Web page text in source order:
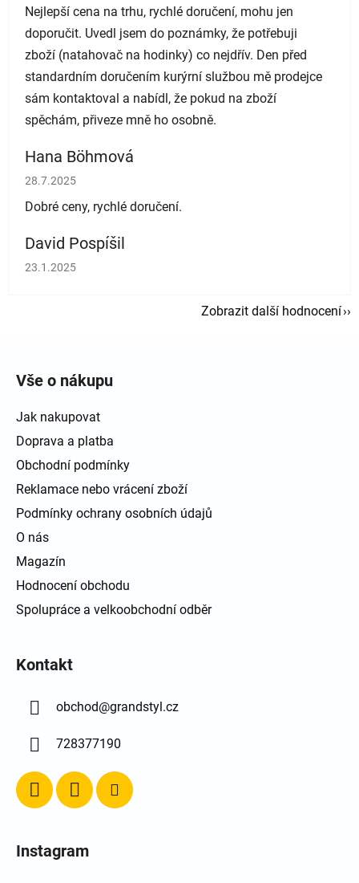
Nejlepší cena na trhu, rychlé doručení, mohu jen
doporučit. Uvedl jsem do poznámky, že potřebuji
zboží (natahovač na hodinky) co nejdřív. Den před
standardním doručením kurýrní službou mě prodejce
sám kontaktoval a nabídl, že pokud na zboží
spěchám, přiveze mně ho osobně.
Hana Böhmová
Hodnocení obchodu je 5 z 5 hvězdiček.
28.7.2025
Dobré ceny, rychlé doručení.
David Pospíšil
Hodnocení obchodu je 5 z 5 hvězdiček.
23.1.2025
Zobrazit další hodnocení
Vše o nákupu
Jak nakupovat
Doprava a platba
Obchodní podmínky
Reklamace nebo vrácení zboží
Podmínky ochrany osobních údajů
O nás
Magazín
Hodnocení obchodu
Spolupráce a velkoobchodní odběr
Kontakt
obchod@grandstyl.cz
728377190
Instagram